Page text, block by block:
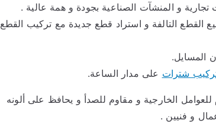
و المنشآت الصناعية بجودة و همة عالية .
القطع التالفة و استراد قطع جديدة مع تركيب القطع
المسايل.
شترات على مدار الساعة.
الخارجية و مقاوم للصدأ و يحافظ على ألونه
و فنيين .